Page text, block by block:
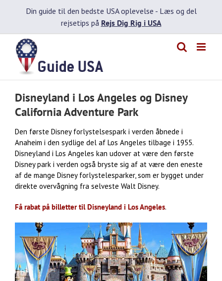
Din guide til den bedste USA oplevelse - Læs og del
rejsetips på Rejs Dig Rig i USA
Disneyland i Los Angeles og Disney
California Adventure Park
Den første Disney forlystelsespark i verden åbnede i
Anaheim i den sydlige del af Los Angeles tilbage i 1955.
Disneyland i Los Angeles kan udover at være den første
Disney park i verden også bryste sig af at være den eneste
af de mange Disney forlystelesparker, som er bygget under
direkte overvågning fra selveste Walt Disney.
Få rabat på billetter til Disneyland i Los Angeles.